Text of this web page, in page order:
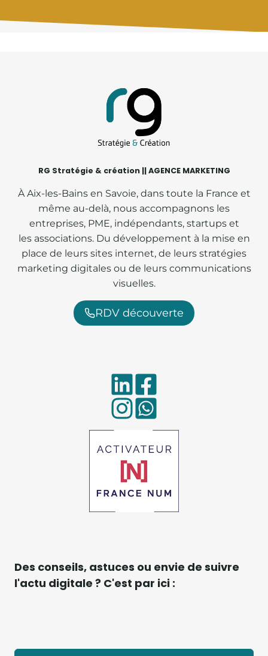
RG Stratégie & création || AGENCE MARKETING
À Aix-les-Bains en Savoie, dans toute la France et
même au-delà, nous accompagnons les
entreprises, PME, indépendants, startups et
les associations. Du développement à la mise en
place de leurs sites internet, de leurs stratégies
marketing digitales ou de leurs communications
visuelles.
RDV découverte
Des conseils, astuces ou envie de suivre
l'actu digitale ? C'est par ici :